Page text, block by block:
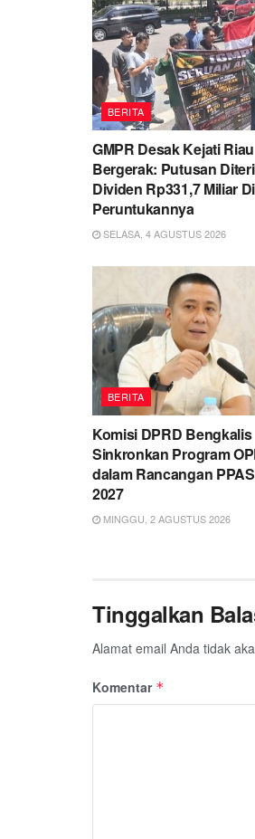
BERITA
GMPR Desak Kejati Riau
Bergerak: Putusan
Dividen Rp331,7 Miliar
Peruntukannya
SELASA, 4 AGUSTUS 2026
BERITA
Komisi DPRD Bengkalis
Sinkronkan Program
dalam Rancangan
2027
MINGGU, 2 AGUSTUS 2026
Tinggalkan
Alamat email Anda tidak
Komentar *